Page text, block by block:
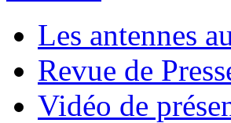
Les antennes
Revue de
Vidéo de